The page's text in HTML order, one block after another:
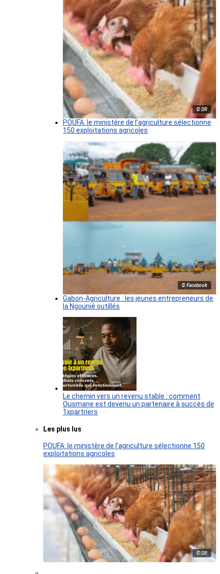
© DR
POUFA: le ministère de l’agriculture sélectionne
150 exploitations agricoles
© Facebook
Gabon-Agriculture : les jeunes entrepreneurs de
la Ngounié outillés
Le chemin vers un revenu stable : comment
Ousmane est devenu un partenaire à succès de
1xpartners
Les plus lus
POUFA: le ministère de l’agriculture sélectionne 150
exploitations agricoles
© DR